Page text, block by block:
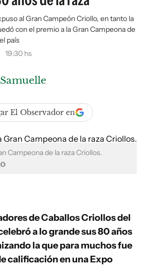
al Gran Campeón Criollo, en tanto la
con el premio a la Gran Campeona de
país
19:30 hs
El Observador en
Campeona de la raza Criollos.
de Caballos Criollos del
a lo grande sus 80 años
la que para muchos fue
calificación en una Expo